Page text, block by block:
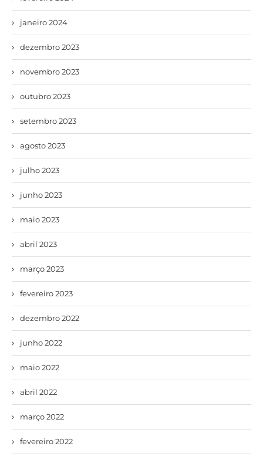
janeiro 2024
dezembro 2023
novembro 2023
outubro 2023
setembro 2023
agosto 2023
julho 2023
junho 2023
maio 2023
abril 2023
março 2023
fevereiro 2023
dezembro 2022
junho 2022
maio 2022
abril 2022
março 2022
fevereiro 2022